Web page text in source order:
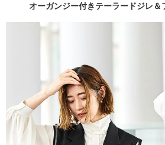
オーガンジー付きテーラードジレ＆